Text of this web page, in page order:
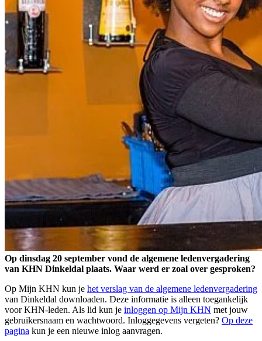
Op dinsdag 20 september vond de algemene ledenvergadering
van KHN Dinkeldal plaats. Waar werd er zoal over gesproken?
Op Mijn KHN kun je het verslag van de algemene ledenvergadering
van Dinkeldal downloaden. Deze informatie is alleen toegankelijk
voor KHN-leden. Als lid kun je inloggen op Mijn KHN met jouw
gebruikersnaam en wachtwoord. Inloggegevens vergeten? Op deze
pagina kun je een nieuwe inlog aanvragen.